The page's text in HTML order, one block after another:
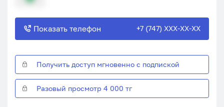
Показать телефон +7 (747) XXX-XX-XX
Получить доступ мгновенно с подпиской
Разовый просмотр 4 000 тг